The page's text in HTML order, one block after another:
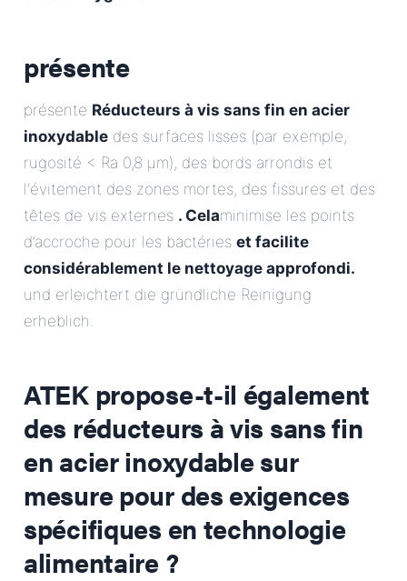
présente
présente Réducteurs à vis sans fin en acier
inoxydable des surfaces lisses (par exemple,
rugosité < Ra 0,8 µm), des bords arrondis et
l'évitement des zones mortes, des fissures et des
têtes de vis externes . Celaminimise les points
d’accroche pour les bactéries et facilite
considérablement le nettoyage approfondi.
und erleichtert die gründliche Reinigung
erheblich.
ATEK propose-t-il également
des réducteurs à vis sans fin
en acier inoxydable sur
mesure pour des exigences
spécifiques en technologie
alimentaire ?